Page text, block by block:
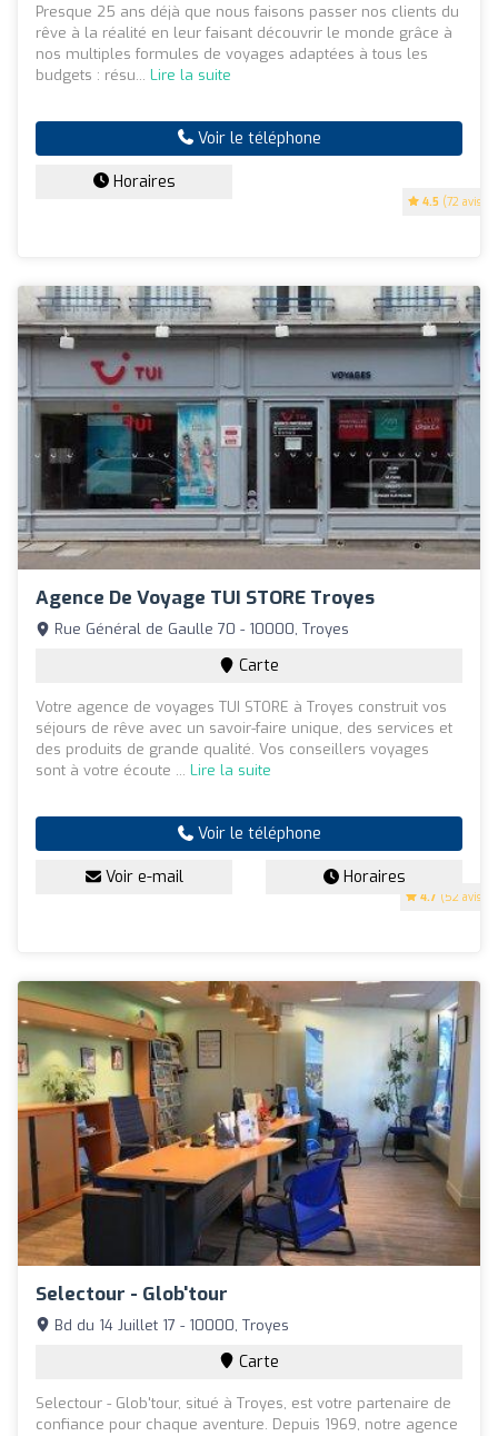
4.5 (72 avis)
Presque 25 ans déjà que nous faisons passer nos clients du
rêve à la réalité en leur faisant découvrir le monde grâce à
nos multiples formules de voyages adaptées à tous les
budgets : résu... Lire la suite
Voir le téléphone
Horaires
Agence De Voyage TUI STORE Troyes
4.7 (52 avis)
Rue Général de Gaulle 70 - 10000, Troyes
Carte
Votre agence de voyages TUI STORE à Troyes construit vos
séjours de rêve avec un savoir-faire unique, des services et
des produits de grande qualité. Vos conseillers voyages
sont à votre écoute ... Lire la suite
Voir le téléphone
Voir e-mail Horaires
Selectour - Glob'tour
Bd du 14 Juillet 17 - 10000, Troyes
Carte
Selectour - Glob'tour, situé à Troyes, est votre partenaire de
confiance pour chaque aventure. Depuis 1969, notre agence